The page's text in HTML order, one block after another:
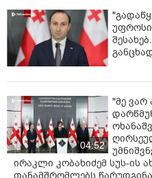
04:52
"მე
ირაკლი კობახიძემ სუს-ის